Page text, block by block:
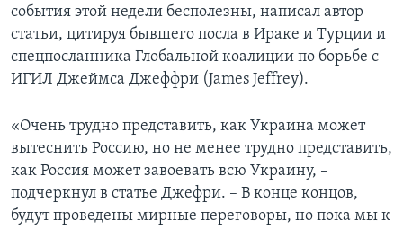
события этой недели бесполезны, написал автор
статьи, цитируя бывшего посла в Ираке и Турции и
спецпосланника Глобальной коалиции по борьбе с
ИГИЛ Джеймса Джеффри (James Jeffrey).
«Очень трудно представить, как Украина может
вытеснить Россию, но не менее трудно представить,
как Россия может завоевать всю Украину, –
подчеркнул в статье Джефри. – В конце концов,
будут проведены мирные переговоры, но пока мы к